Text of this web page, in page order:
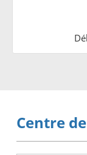
Centre